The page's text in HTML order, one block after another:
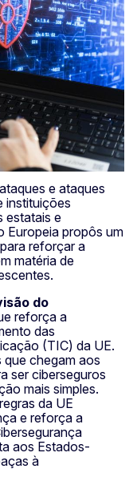
e ataques
instituições
estatais e
Europeia propôs um
para reforçar a
matéria de
do
reforça a
das
(TIC) da UE.
chegam aos
ser ciberseguros
mais simples.
da UE
e reforça a
aos Estados-
à